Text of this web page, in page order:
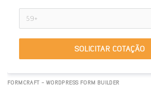
SOLICITAR COTAÇÃO
FORMCRAFT - WORDPRESS FORM BUILDER